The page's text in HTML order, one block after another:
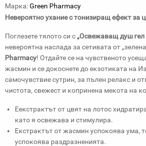
Марка:Green Pharmacy
Невероятно ухание с тонизиращ ефект за
Поглезете тялото си с „Освежаващ душ гел
невероятна наслада за сетивата от
Pharmacy! Отдайте се на чувственото
жасмин и се докоснете до екзотиката на
самочувствие сутрин, за пълен релакс и
чистота, свежест и копринена мекота на
Eекстрактът от цвят на лотос
като я освежава и стимулира.
Екстрактът от жасмин успокоява ума,
успокоява раздразненията.